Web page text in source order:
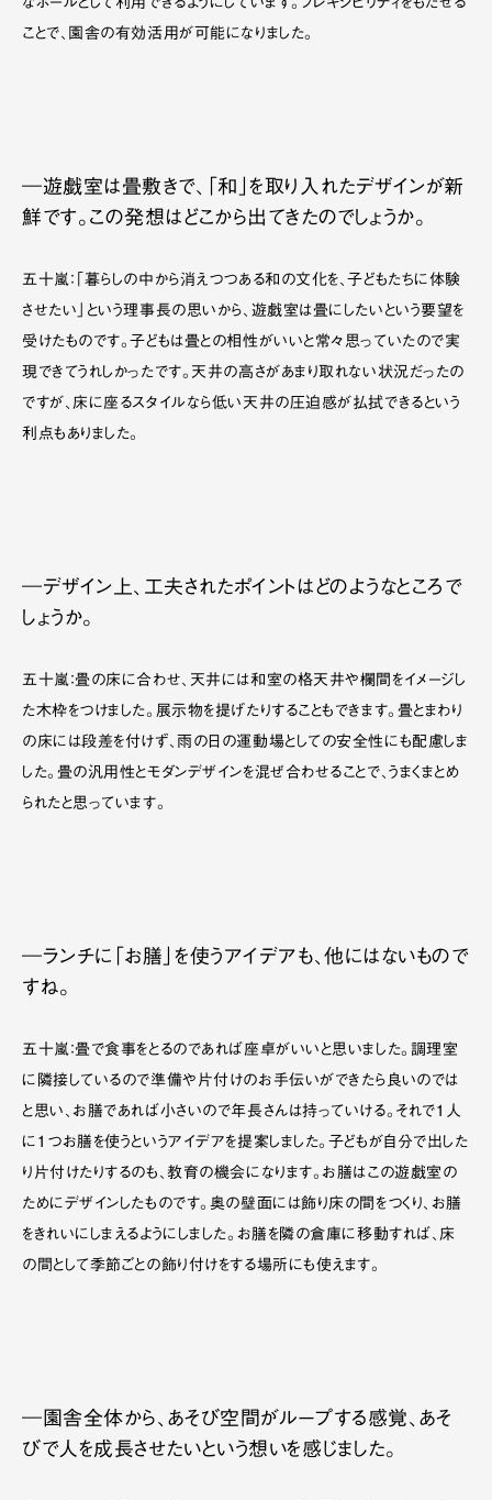
なホールとして利用できるようにしています。フレキシビリティをもたせる
ことで、園舎の有効活用が可能になりました。
―遊戯室は畳敷きで、「和」を取り入れたデザインが新
鮮です。この発想はどこから出てきたのでしょうか。
五十嵐：「暮らしの中から消えつつある和の文化を、子どもたちに体験
させたい」という理事長の思いから、遊戯室は畳にしたいという要望を
受けたものです。子どもは畳との相性がいいと常々思っていたので実
現できてうれしかったです。天井の高さがあまり取れない状況だったの
ですが、床に座るスタイルなら低い天井の圧迫感が払拭できるという
利点もありました。
―デザイン上、工夫されたポイントはどのようなところで
しょうか。
五十嵐：畳の床に合わせ、天井には和室の格天井や欄間をイメージし
た木枠をつけました。展示物を提げたりすることもできます。畳とまわり
の床には段差を付けず、雨の日の運動場としての安全性にも配慮しま
した。畳の汎用性とモダンデザインを混ぜ合わせることで、うまくまとめ
られたと思っています。
―ランチに「お膳」を使うアイデアも、他にはないもので
すね。
五十嵐：畳で食事をとるのであれば座卓がいいと思いました。調理室
に隣接しているので準備や片付けのお手伝いができたら良いのでは
と思い、お膳であれば小さいので年長さんは持っていける。それで１人
に１つお膳を使うというアイデアを提案しました。子どもが自分で出した
り片付けたりするのも、教育の機会になります。お膳はこの遊戯室の
ためにデザインしたものです。奥の壁面には飾り床の間をつくり、お膳
をきれいにしまえるようにしました。お膳を隣の倉庫に移動すれば、床
の間として季節ごとの飾り付けをする場所にも使えます。
―園舎全体から、あそび空間がループする感覚、あそ
びで人を成長させたいという想いを感じました。